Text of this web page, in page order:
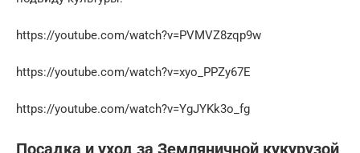
https://youtube.com/watch?v=PVMVZ8zqp9w
https://youtube.com/watch?v=xyo_PPZy67E
https://youtube.com/watch?v=YgJYKk3o_fg